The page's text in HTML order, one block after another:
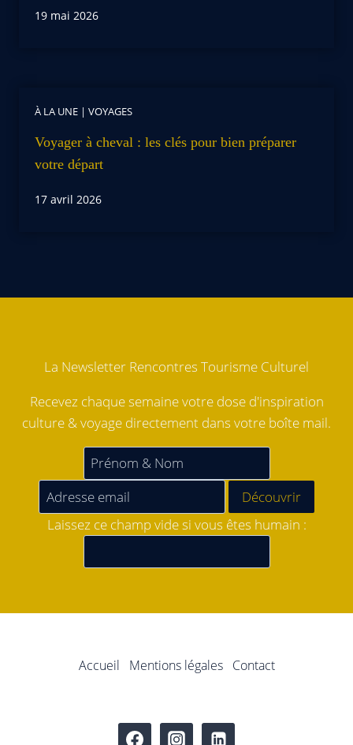
19 mai 2026
À LA UNE | VOYAGES
Voyager à cheval : les clés pour bien préparer
votre départ
17 avril 2026
La Newsletter Rencontres Tourisme Culturel
Recevez chaque semaine votre dose d'inspiration
culture & voyage directement dans votre boîte mail.
Laissez ce champ vide si vous êtes humain :
Accueil Mentions légales Contact